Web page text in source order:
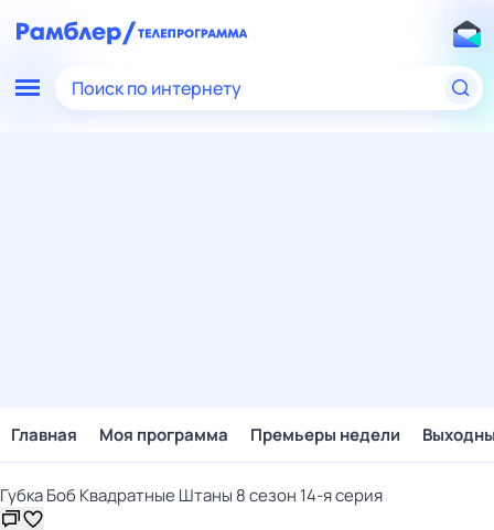
Поиск по интернету
Главная Моя программа Премьеры недели
Губка Боб Квадратные Штаны 8 сезон 14-я серия